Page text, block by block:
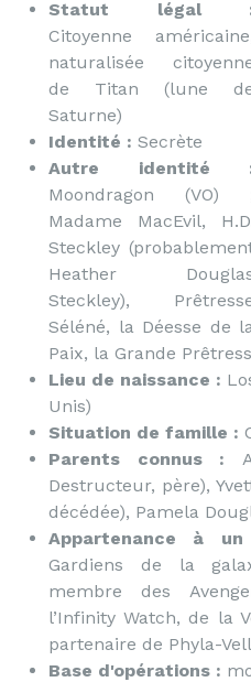
Statut légal
Citoyenne
naturalisée
de Titan (lune
Saturne)
Identité : Secrète
Autre identité
Moondragon (VO)
Madame MacEvil,
Steckley
Heather
Steckley),
Séléné, la Déesse de
Paix, la Grande
Lieu de naissance :
Unis)
Situation de famille :
Parents connus :
Destructeur, père),
décédée), Pamela
Appartenance à
Gardiens de la
membre des
l’Infinity Watch, de la
partenaire de Phyla-
Base d'opérations :